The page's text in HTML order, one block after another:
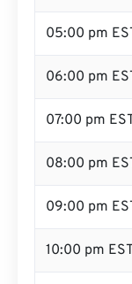
05:00 pm
06:00 pm
07:00 pm
08:00 pm
09:00 pm
10:00 pm